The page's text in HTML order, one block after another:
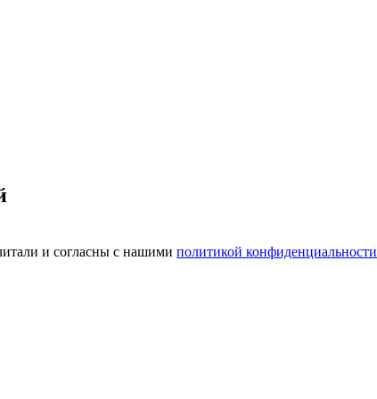
и согласны с нашими политикой конфиденциальности